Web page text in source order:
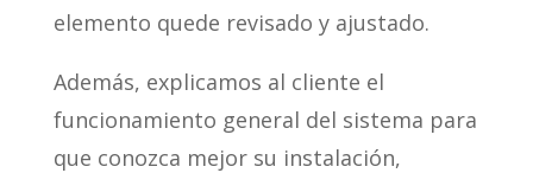
elemento quede revisado y ajustado.
Además, explicamos al cliente el
funcionamiento general del sistema para
que conozca mejor su instalación,